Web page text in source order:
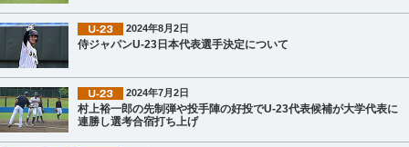
2024年8月2日
侍ジャパンU-23日本代表選手決定について
2024年7月2日
村上裕一郎の先制弾や投手陣の好投でU-23代表候補が大学代表に
連勝し選考合宿打ち上げ